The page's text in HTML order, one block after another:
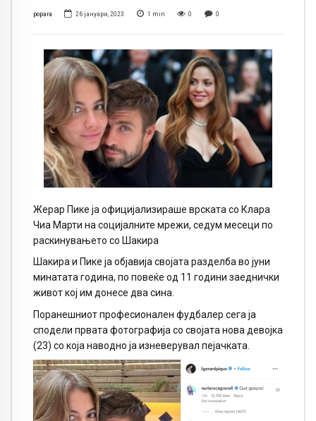
popara 26 јануари, 2023 1 min 0 0
Жерар Пике ја официјализираше врската со Клара
Чиа Марти на социјалните мрежи, седум месеци по
раскинувањето со Шакира
Шакира и Пике ја објавија својата разделба во јуни
минатата година, по повеќе од 11 години заеднички
живот кој им донесе два сина.
Поранешниот професионален фудбалер сега ја
сподели првата фотографија со својата нова девојка
(23) со која наводно ја изневерувал пејачката.